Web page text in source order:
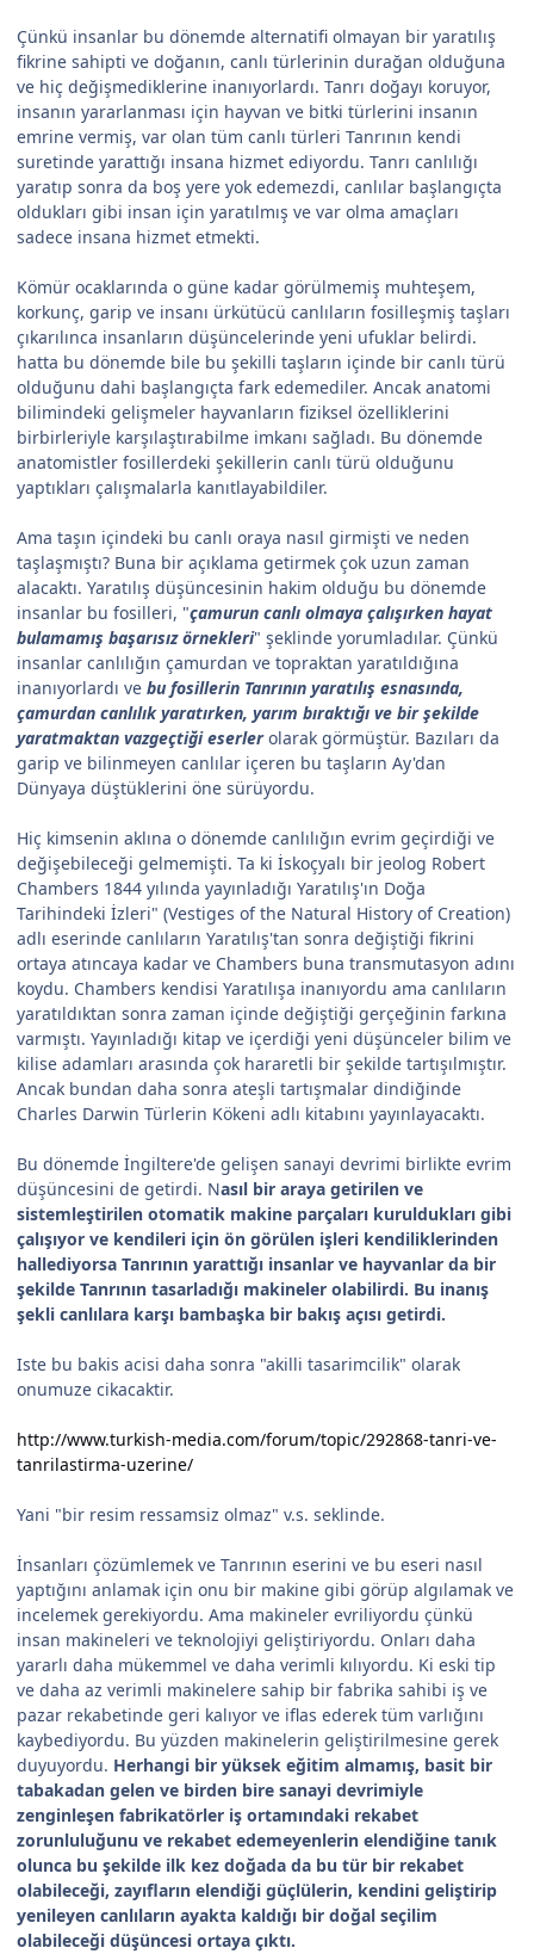
Çünkü insanlar bu dönemde alternatifi olmayan bir yaratılış
fikrine sahipti ve doğanın, canlı türlerinin durağan olduğuna
ve hiç değişmediklerine inanıyorlardı. Tanrı doğayı koruyor,
insanın yararlanması için hayvan ve bitki türlerini insanın
emrine vermiş, var olan tüm canlı türleri Tanrının kendi
suretinde yarattığı insana hizmet ediyordu. Tanrı canlılığı
yaratıp sonra da boş yere yok edemezdi, canlılar başlangıçta
oldukları gibi insan için yaratılmış ve var olma amaçları
sadece insana hizmet etmekti.
Kömür ocaklarında o güne kadar görülmemiş muhteşem,
korkunç, garip ve insanı ürkütücü canlıların fosilleşmiş taşları
çıkarılınca insanların düşüncelerinde yeni ufuklar belirdi.
hatta bu dönemde bile bu şekilli taşların içinde bir canlı türü
olduğunu dahi başlangıçta fark edemediler. Ancak anatomi
bilimindeki gelişmeler hayvanların fiziksel özelliklerini
birbirleriyle karşılaştırabilme imkanı sağladı. Bu dönemde
anatomistler fosillerdeki şekillerin canlı türü olduğunu
yaptıkları çalışmalarla kanıtlayabildiler.
Ama taşın içindeki bu canlı oraya nasıl girmişti ve neden
taşlaşmıştı? Buna bir açıklama getirmek çok uzun zaman
alacaktı. Yaratılış düşüncesinin hakim olduğu bu dönemde
insanlar bu fosilleri, "çamurun canlı olmaya çalışırken hayat
bulamamış başarısız örnekleri" şeklinde yorumladılar. Çünkü
insanlar canlılığın çamurdan ve topraktan yaratıldığına
inanıyorlardı ve bu fosillerin Tanrının yaratılış esnasında,
çamurdan canlılık yaratırken, yarım bıraktığı ve bir şekilde
yaratmaktan vazgeçtiği eserlerolarak görmüştür. Bazıları da
garip ve bilinmeyen canlılar içeren bu taşların Ay'dan
Dünyaya düştüklerini öne sürüyordu.
Hiç kimsenin aklına o dönemde canlılığın evrim geçirdiği ve
değişebileceği gelmemişti. Ta ki İskoçyalı bir jeolog Robert
Chambers 1844 yılında yayınladığı Yaratılış'ın Doğa
Tarihindeki İzleri" (Vestiges of the Natural History of Creation)
adlı eserinde canlıların Yaratılış'tan sonra değiştiği fikrini
ortaya atıncaya kadar ve Chambers buna transmutasyon adını
koydu. Chambers kendisi Yaratılışa inanıyordu ama canlıların
yaratıldıktan sonra zaman içinde değiştiği gerçeğinin farkına
varmıştı. Yayınladığı kitap ve içerdiği yeni düşünceler bilim ve
kilise adamları arasında çok hararetli bir şekilde tartışılmıştır.
Ancak bundan daha sonra ateşli tartışmalar dindiğinde
Charles Darwin Türlerin Kökeni adlı kitabını yayınlayacaktı.
Bu dönemde İngiltere'de gelişen sanayi devrimi birlikte evrim
düşüncesini de getirdi. Nasıl bir araya getirilen ve
sistemleştirilen otomatik makine parçaları kuruldukları gibi
çalışıyor ve kendileri için ön görülen işleri kendiliklerinden
hallediyorsa Tanrının yarattığı insanlar ve hayvanlar da bir
şekilde Tanrının tasarladığı makineler olabilirdi. Bu inanış
şekli canlılara karşı bambaşka bir bakış açısı getirdi.
Iste bu bakis acisi daha sonra "akilli tasarimcilik" olarak
onumuze cikacaktir.
http://www.turkish-media.com/forum/topic/292868-tanri-ve-
tanrilastirma-uzerine/
Yani "bir resim ressamsiz olmaz" v.s. seklinde.
İnsanları çözümlemek ve Tanrının eserini ve bu eseri nasıl
yaptığını anlamak için onu bir makine gibi görüp algılamak ve
incelemek gerekiyordu. Ama makineler evriliyordu çünkü
insan makineleri ve teknolojiyi geliştiriyordu. Onları daha
yararlı daha mükemmel ve daha verimli kılıyordu. Ki eski tip
ve daha az verimli makinelere sahip bir fabrika sahibi iş ve
pazar rekabetinde geri kalıyor ve iflas ederek tüm varlığını
kaybediyordu. Bu yüzden makinelerin geliştirilmesine gerek
duyuyordu. Herhangi bir yüksek eğitim almamış, basit bir
tabakadan gelen ve birden bire sanayi devrimiyle
zenginleşen fabrikatörler iş ortamındaki rekabet
zorunluluğunu ve rekabet edemeyenlerin elendiğine tanık
olunca bu şekilde ilk kez doğada da bu tür bir rekabet
olabileceği, zayıfların elendiği güçlülerin, kendini geliştirip
yenileyen canlıların ayakta kaldığı bir doğal seçilim
olabileceği düşüncesi ortaya çıktı.